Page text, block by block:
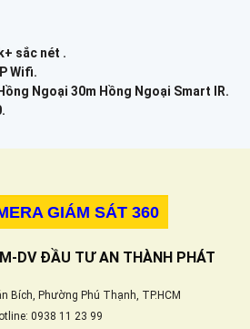
sắc nét .
IP Wifi.
Hồng Ngoại 30m Hồng Ngoại Smart IR.
GIÁM SÁT 360
DV ĐẦU TƯ AN THÀNH PHÁT
Bích, Phường Phú Thạnh, TP.HCM
0938 11 23 99